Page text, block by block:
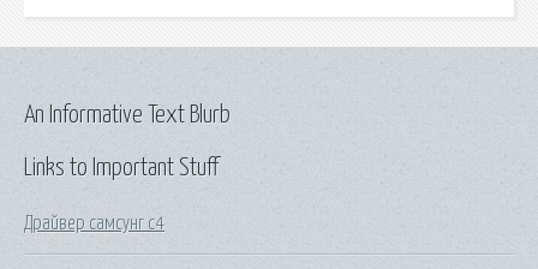
Links to Important Stuff
Драйвер самсунг с4
An Informative Text Blurb